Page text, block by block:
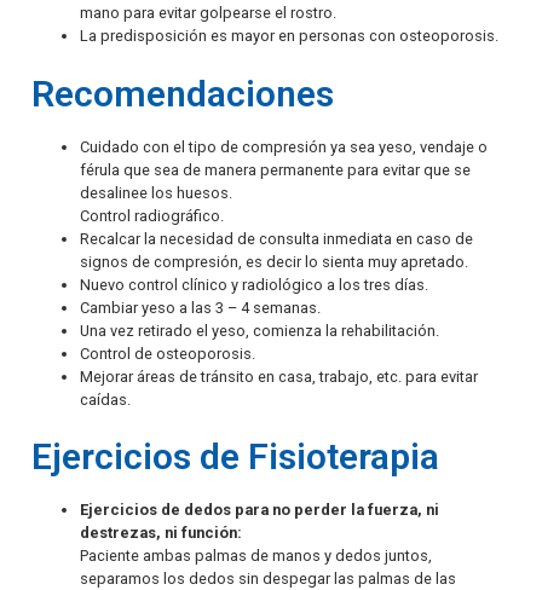
mano para evitar golpearse el rostro.
La predisposición es mayor en personas con osteoporosis.
Recomendaciones
Cuidado con el tipo de compresión ya sea yeso, vendaje o
férula que sea de manera permanente para evitar que se
desalinee los huesos.
Control radiográfico.
Recalcar la necesidad de consulta inmediata en caso de
signos de compresión, es decir lo sienta muy apretado.
Nuevo control clínico y radiológico a los tres días.
Cambiar yeso a las 3 – 4 semanas.
Una vez retirado el yeso, comienza la rehabilitación.
Control de osteoporosis.
Mejorar áreas de tránsito en casa, trabajo, etc. para evitar
caídas.
Ejercicios de Fisioterapia
Ejercicios de dedos para no perder la fuerza, ni
destrezas, ni función:
Paciente ambas palmas de manos y dedos juntos,
separamos los dedos sin despegar las palmas de las